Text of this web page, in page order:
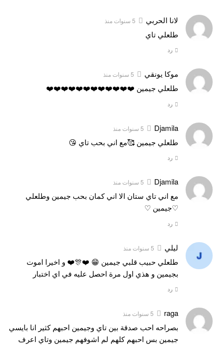
لانا الحربي 5 سنوات منذ
طلعلي تاي
رد
موكا يونقي 5 سنوات منذ
طلعلي جيمين ❤️❤️❤️❤️❤️❤️❤️❤️❤️❤️❤️❤️
رد
Djamila 5 سنوات منذ
طلعلي جيمين 🥰مع اني بحب تاي 😘
رد
Djamila 5 سنوات منذ
مع اني تاي ستان الا اني كمان بحب جيمين وطلعلي
♡جيمين ♡
رد
ليلي 5 سنوات منذ
طلعلي حبيب قلبي جيمين 😁 ❤️🎊❤️ و اخيرا اموت
بجيمين و هذي اول مرة احصل عليه في اي اختبار
رد
raga 5 سنوات منذ
بصراحه احب صدقة بين تاي وجيمين احبهم كثير انا بايسي
جيمين بس احبهم كلهم لم اشوفهم جيمين وتاي اعرف